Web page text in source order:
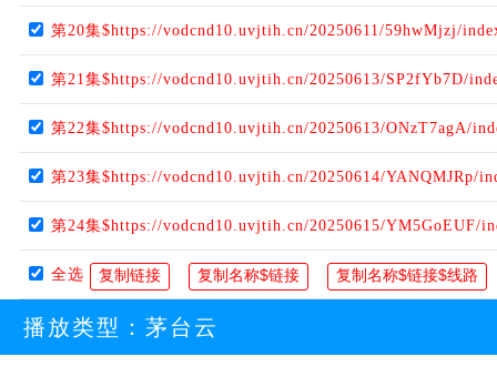
第20集$https://vodcnd10.uvjtih.cn/20250611/59hwMjzj/
第21集$https://vodcnd10.uvjtih.cn/20250613/SP2fYb7D/
第22集$https://vodcnd10.uvjtih.cn/20250613/ONzT7agA/
第23集$https://vodcnd10.uvjtih.cn/20250614/YANQMJRp/
第24集$https://vodcnd10.uvjtih.cn/20250615/YM5GoEUF/
全选
播放类型： 茅台云